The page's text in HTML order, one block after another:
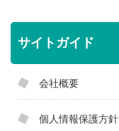
サイトガイド
会社概要
個人情報保護方針